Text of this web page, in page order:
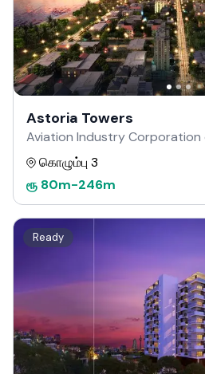
Astoria Towers
Aviation Industry Corporation
கொழும்பு 3
ரூ 80m-246m
Ready